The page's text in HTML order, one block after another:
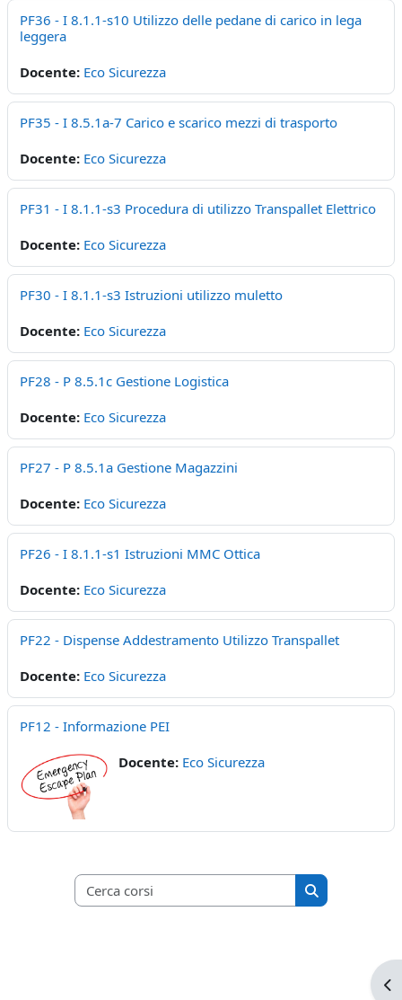
PF36 - I 8.1.1-s10 Utilizzo delle pedane di carico in lega
leggera
Docente: Eco Sicurezza
PF35 - I 8.5.1a-7 Carico e scarico mezzi di trasporto
Docente: Eco Sicurezza
PF31 - I 8.1.1-s3 Procedura di utilizzo Transpallet Elettrico
Docente: Eco Sicurezza
PF30 - I 8.1.1-s3 Istruzioni utilizzo muletto
Docente: Eco Sicurezza
PF28 - P 8.5.1c Gestione Logistica
Docente: Eco Sicurezza
PF27 - P 8.5.1a Gestione Magazzini
Docente: Eco Sicurezza
PF26 - I 8.1.1-s1 Istruzioni MMC Ottica
Docente: Eco Sicurezza
PF22 - Dispense Addestramento Utilizzo Transpallet
Docente: Eco Sicurezza
PF12 - Informazione PEI
Docente: Eco Sicurezza
Cerca corsi
Cerca corsi